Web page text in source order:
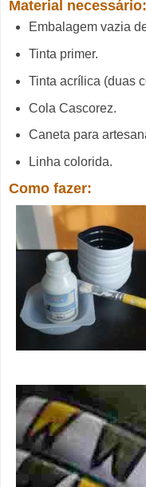
Material necessário:
Embalagem vazia
Tinta primer.
Tinta acrílica (duas
Cola Cascorez.
Caneta para
Linha colorida.
Como fazer: